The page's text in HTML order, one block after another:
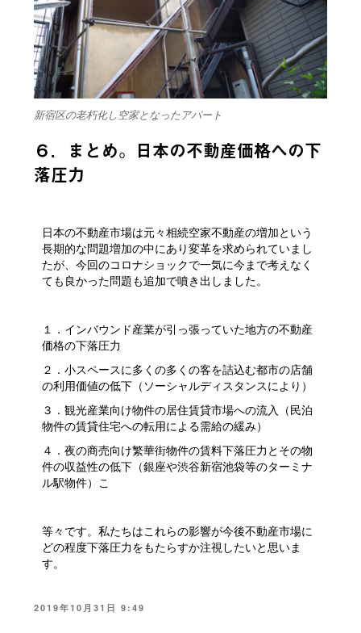
新宿区の老朽化し空家となったアパート
６．まとめ。日本の不動産価格への下
落圧力
日本の不動産市場は元々相続空家不動産の増加という
長期的な問題増加の中にあり変革を求められていまし
たが、今回のコロナショックで一気に今まで考えなく
ても良かった問題も追加で噴き出しました。
１．インバウンド産業が引っ張っていた地方の不動産
価格の下落圧力
２．小スペースに多くの多くの客を詰込む都市の店舗
の利用価値の低下（ソーシャルディスタンスにより）
３．観光産業向け物件の居住賃貸市場への流入（民泊
物件の賃貸住宅への転用による需給の緩み）
４．夜の商売向け繁華街物件の賃料下落圧力とその物
件の収益性の低下（銀座や渋谷新宿池袋等のターミナ
ル駅物件）こ
等々です。私たちはこれらの影響が今後不動産市場に
どの程度下落圧力をもたらすか注視したいと思いま
す。
投
2019年10月31日 9:49